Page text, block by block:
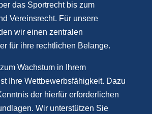
das Sportrecht bis zum
Vereinsrecht. Für unsere
wir einen zentralen
für ihre rechtlichen Belange.
Wachstum in Ihrem
Ihre Wettbewerbsfähigkeit. Dazu
der hierfür erforderlichen
Wir unterstützen Sie